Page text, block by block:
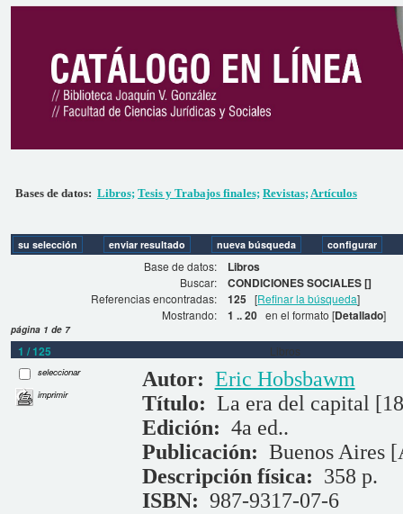
Bases de datos: Libros; Tesis y Trabajos finales; Revistas;Artículos
Base de datos: Libros
Buscar: CONDICIONES SOCIALES []
Referencias encontradas: 125 [Refinar la búsqueda]
Mostrando:
1 .. 20 en el formato [Detallado]
página 1 de 7
1 / 125 Libros
seleccionar
imprimir
Autor: Eric Hobsbawm
Título: La era del capital
Edición: 4a ed..
Publicación: Buenos Aires
Descripción física: 358 p.
ISBN: 987-9317-07-6